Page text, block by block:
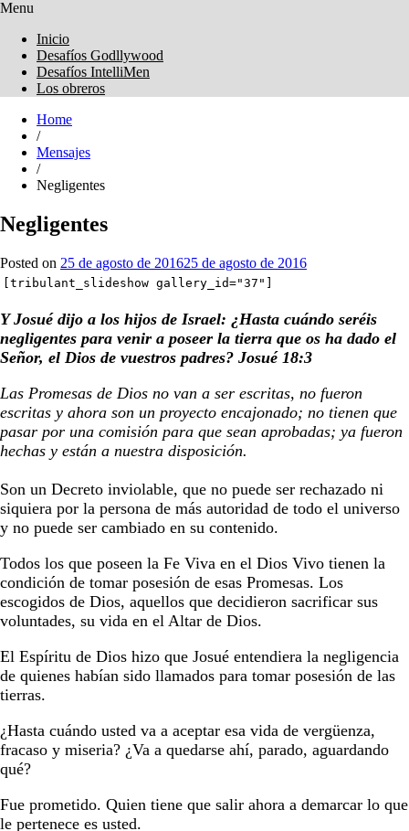
Obreros Universal
Menu
Inicio
Desafíos Godllywood
Desafíos IntelliMen
Los obreros
Home
/
Mensajes
/
Negligentes
Negligentes
Posted on 25 de agosto de 201625 de agosto de 2016
[tribulant_slideshow gallery_id="37"]
Y Josué dijo a los hijos de Israel: ¿Hasta cuándo seréis
negligentes para venir a poseer la tierra que os ha dado el
Señor, el Dios de vuestros padres? Josué 18:3
Las Promesas de Dios no van a ser escritas, no fueron
escritas y ahora son un proyecto encajonado; no tienen que
pasar por una comisión para que sean aprobadas; ya fueron
hechas y están a nuestra disposición.
Son un Decreto inviolable, que no puede ser rechazado ni
siquiera por la persona de más autoridad de todo el universo
y no puede ser cambiado en su contenido.
Todos los que poseen la Fe Viva en el Dios Vivo tienen la
condición de tomar posesión de esas Promesas. Los
escogidos de Dios, aquellos que decidieron sacrificar sus
voluntades, su vida en el Altar de Dios.
El Espíritu de Dios hizo que Josué entendiera la negligencia
de quienes habían sido llamados para tomar posesión de las
tierras.
¿Hasta cuándo usted va a aceptar esa vida de vergüenza,
fracaso y miseria? ¿Va a quedarse ahí, parado, aguardando
qué?
Fue prometido. Quien tiene que salir ahora a demarcar lo que
le pertenece es usted.